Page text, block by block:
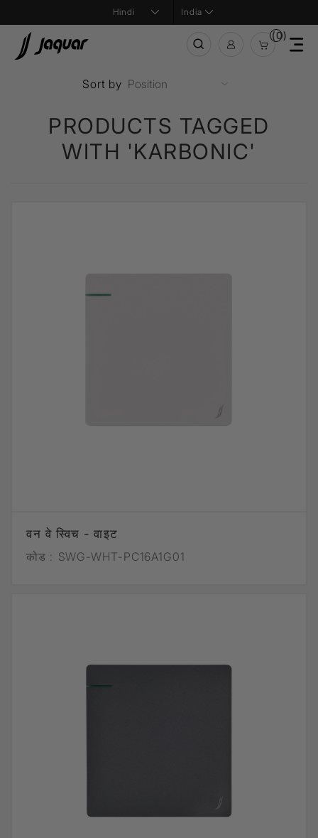
India
(0)
PRODUCTS TAGGED
WITH 'KARBONIC'
Sort by
वन वे स्विच - वाइट
कोड : SWG-WHT-PC16A1G01